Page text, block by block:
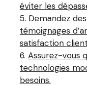
éviter les
Demandez
témoignages
satisfaction
Assurez-vous
technologies
besoins.